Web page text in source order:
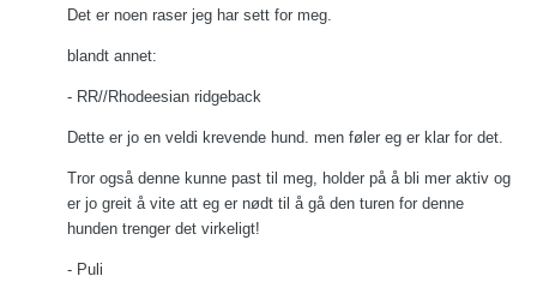
Det er noen raser jeg har sett for meg.
blandt annet:
- RR//Rhodeesian ridgeback
Dette er jo en veldi krevende hund. men føler eg er klar for det.
Tror også denne kunne past til meg, holder på å bli mer aktiv og
er jo greit å vite att eg er nødt til å gå den turen for denne
hunden trenger det virkeligt!
- Puli